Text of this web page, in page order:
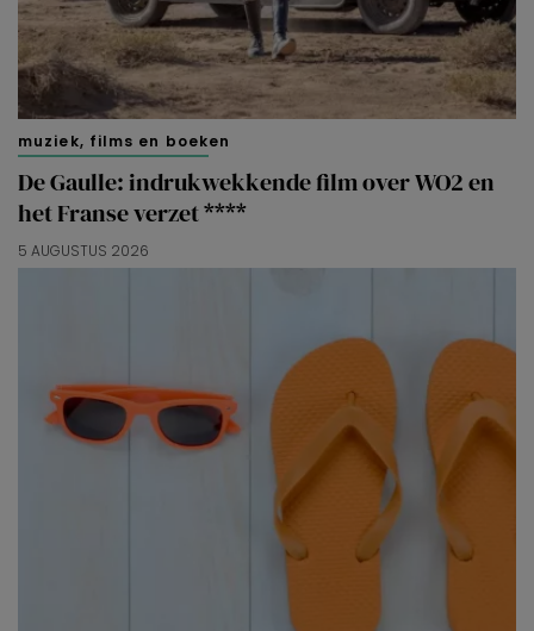
muziek, films en boeken
De Gaulle: indrukwekkende film over WO2 en
het Franse verzet ****
5 AUGUSTUS 2026